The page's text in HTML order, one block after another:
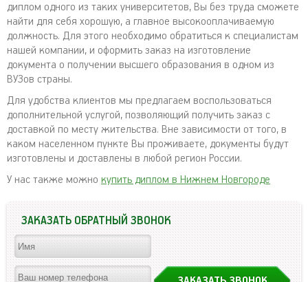
диплом одного из таких университетов, Вы без труда сможете
найти для себя хорошую, а главное высокооплачиваемую
должность. Для этого необходимо обратиться к специалистам
нашей компании, и оформить заказ на изготовление
документа о получении высшего образования в одном из
ВУЗов страны.
Для удобства клиентов мы предлагаем воспользоваться
дополнительной услугой, позволяющий получить заказ с
доставкой по месту жительства. Вне зависимости от того, в
каком населенном пункте Вы проживаете, документы будут
изготовлены и доставлены в любой регион России.
У нас также можно купить диплом в Нижнем Новгороде
ЗАКАЗАТЬ ОБРАТНЫЙ ЗВОНОК